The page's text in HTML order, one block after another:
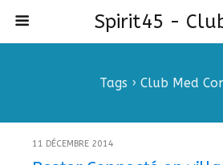
Spirit45 -
Tags › Club Med
11 DÉCEMBRE 2014